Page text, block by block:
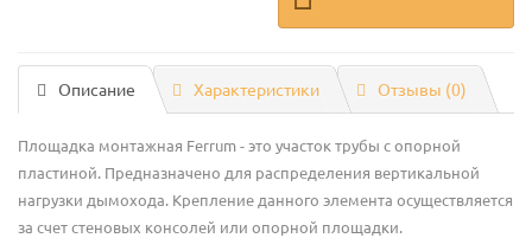
Описание Характеристики Отзывы (0)
Площадка монтажная Ferrum - это участок трубы с опорной
пластиной. Предназначено для распределения вертикальной
нагрузки дымохода. Крепление данного элемента осуществляется
за счет стеновых консолей или опорной площадки.